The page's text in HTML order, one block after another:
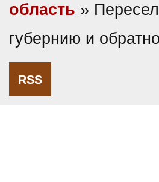
область »
губернию и
RSS